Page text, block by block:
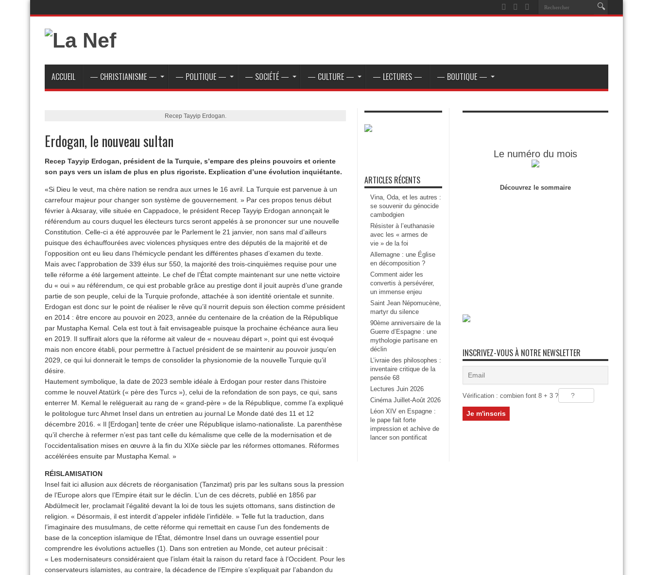
ACCUEIL — CHRISTIANISME — — POLITIQUE — — SOCIÉTÉ — — CULTURE — — LECTURES — — BOUTIQUE —
Recep Tayyip Erdogan.
Erdogan, le nouveau sultan
Recep Tayyip Erdogan, président de la Turquie, s’empare des pleins pouvoirs et oriente
son pays vers un islam de plus en plus rigoriste. Explication d’une évolution inquiétante.
«Si Dieu le veut, ma chère nation se rendra aux urnes le 16 avril. La Turquie est parvenue à un
carrefour majeur pour changer son système de gouvernement. » Par ces propos tenus début
février à Aksaray, ville située en Cappadoce, le président Recep Tayyip Erdogan annonçait le
référendum au cours duquel les électeurs turcs seront appelés à se prononcer sur une nouvelle
Constitution. Celle-ci a été approuvée par le Parlement le 21 janvier, non sans mal d’ailleurs
puisque des échauffourées avec violences physiques entre des députés de la majorité et de
l’opposition ont eu lieu dans l’hémicycle pendant les différentes phases d’examen du texte.
Mais avec l’approbation de 339 élus sur 550, la majorité des trois-cinquièmes requise pour une
telle réforme a été largement atteinte. Le chef de l’État compte maintenant sur une nette victoire
du « oui » au référendum, ce qui est probable grâce au prestige dont il jouit auprès d’une grande
partie de son peuple, celui de la Turquie profonde, attachée à son identité orientale et sunnite.
Erdogan est donc sur le point de réaliser le rêve qu’il nourrit depuis son élection comme président
en 2014 : être encore au pouvoir en 2023, année du centenaire de la création de la République
par Mustapha Kemal. Cela est tout à fait envisageable puisque la prochaine échéance aura lieu
en 2019. Il suffirait alors que la réforme ait valeur de « nouveau départ », point qui est évoqué
mais non encore établi, pour permettre à l’actuel président de se maintenir au pouvoir jusqu’en
2029, ce qui lui donnerait le temps de consolider la physionomie de la nouvelle Turquie qu’il
désire.
Hautement symbolique, la date de 2023 semble idéale à Erdogan pour rester dans l’histoire
comme le nouvel Atatürk (« père des Turcs »), celui de la refondation de son pays, ce qui, sans
enterrer M. Kemal le reléguerait au rang de « grand-père » de la République, comme l’a expliqué
le politologue turc Ahmet Insel dans un entretien au journal Le Monde daté des 11 et 12
décembre 2016. « Il [Erdogan] tente de créer une République islamo-nationaliste. La parenthèse
qu’il cherche à refermer n’est pas tant celle du kémalisme que celle de la modernisation et de
l’occidentalisation mises en œuvre à la fin du XIXe siècle par les réformes ottomanes. Réformes
accélérées ensuite par Mustapha Kemal. »
RÉISLAMISATION
Insel fait ici allusion aux décrets de réorganisation (Tanzimat) pris par les sultans sous la pression
de l’Europe alors que l’Empire était sur le déclin. L’un de ces décrets, publié en 1856 par
Abdülmecit Ier, proclamait l’égalité devant la loi de tous les sujets ottomans, sans distinction de
religion. « Désormais, il est interdit d’appeler infidèle l’infidèle. » Telle fut la traduction, dans
l’imaginaire des musulmans, de cette réforme qui remettait en cause l’un des fondements de
base de la conception islamique de l’État, démontre Insel dans un ouvrage essentiel pour
comprendre les évolutions actuelles (1). Dans son entretien au Monde, cet auteur précisait :
« Les modernisateurs considéraient que l’islam était la raison du retard face à l’Occident. Pour les
conservateurs islamistes, au contraire, la décadence de l’Empire s’expliquait par l’abandon du
ARTICLES RÉCENTS
Vina, Oda, et les autres :
se souvenir du génocide
cambodgien
Résister à l’euthanasie
avec les « armes de
vie » de la foi
Allemagne : une Église
en décomposition ?
Comment aider les
convertis à persévérer,
un immense enjeu
Saint Jean Népomucène,
martyr du silence
90ème anniversaire de la
Guerre d’Espagne : une
mythologie partisane en
déclin
L’ivraie des philosophes :
inventaire critique de la
pensée 68
Lectures Juin 2026
Cinéma Juillet-Août 2026
Léon XIV en Espagne :
le pape fait forte
impression et achève de
lancer son pontificat
Le numéro du mois
Découvrez le sommaire
INSCRIVEZ-VOUS À NOTRE NEWSLETTER
Vérification : combien font 8 + 3 ?